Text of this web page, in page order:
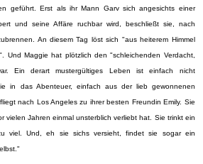
geführt. Erst als ihr Mann Garv sich angesichts einer
und seine Affäre ruchbar wird, beschließt sie, nach
An diesem Tag löst sich "aus heiterem Himmel
Und Maggie hat plötzlich den "schleichenden Verdacht,
Ein derart mustergültiges Leben ist einfach nicht
in das Abenteuer, einfach aus der lieb gewonnenen
nach Los Angeles zu ihrer besten Freundin Emily. Sie
vielen Jahren einmal unsterblich verliebt hat. Sie trinkt ein
viel. Und, eh sie sichs versieht, findet sie sogar ein